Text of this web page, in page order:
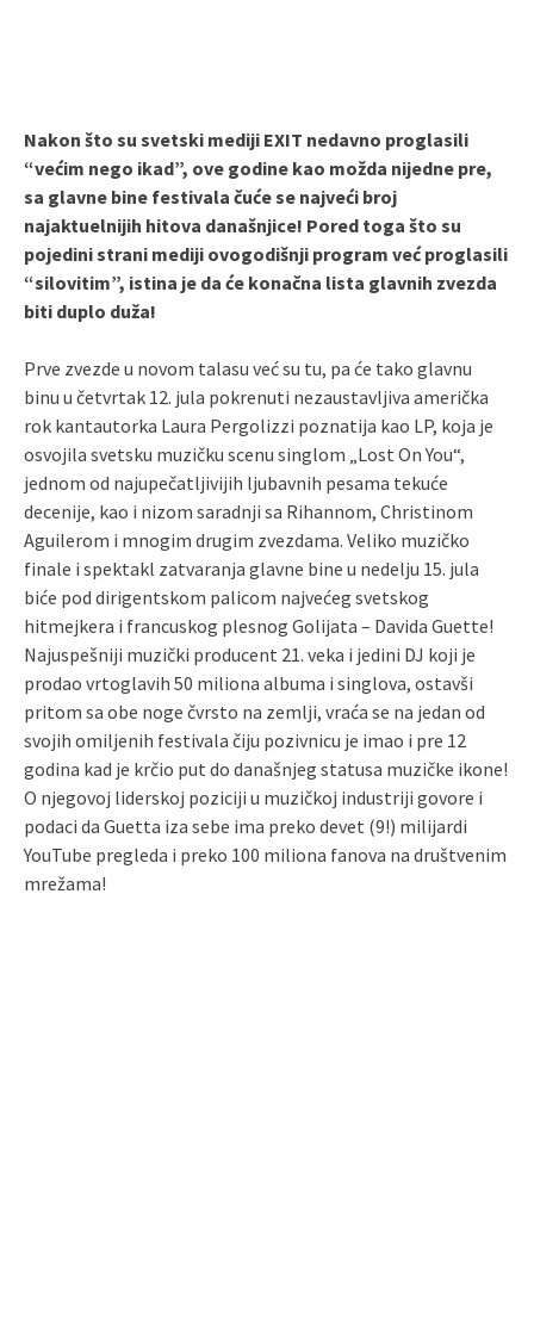
Nakon što su svetski mediji EXIT nedavno proglasili
“većim nego ikad”, ove godine kao možda nijedne pre,
sa glavne bine festivala čuće se najveći broj
najaktuelnijih hitova današnjice! Pored toga što su
pojedini strani mediji ovogodišnji program već proglasili
“silovitim”, istina je da će konačna lista glavnih zvezda
biti duplo duža!
Prve zvezde u novom talasu već su tu, pa će tako glavnu
binu u četvrtak 12. jula pokrenuti nezaustavljiva američka
rok kantautorka Laura Pergolizzi poznatija kao LP, koja je
osvojila svetsku muzičku scenu singlom „Lost On You“,
jednom od najupečatljivijih ljubavnih pesama tekuće
decenije, kao i nizom saradnji sa Rihannom, Christinom
Aguilerom i mnogim drugim zvezdama. Veliko muzičko
finale i spektakl zatvaranja glavne bine u nedelju 15. jula
biće pod dirigentskom palicom najvećeg svetskog
hitmejkera i francuskog plesnog Golijata – Davida Guette!
Najuspešniji muzički producent 21. veka i jedini DJ koji je
prodao vrtoglavih 50 miliona albuma i singlova, ostavši
pritom sa obe noge čvrsto na zemlji, vraća se na jedan od
svojih omiljenih festivala čiju pozivnicu je imao i pre 12
godina kad je krčio put do današnjeg statusa muzičke ikone!
O njegovoj liderskoj poziciji u muzičkoj industriji govore i
podaci da Guetta iza sebe ima preko devet (9!) milijardi
YouTube pregleda i preko 100 miliona fanova na društvenim
mrežama!